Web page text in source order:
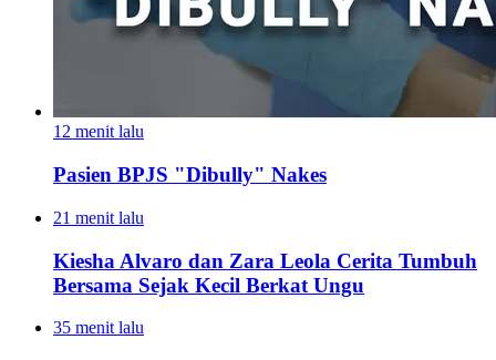
12 menit lalu
Pasien BPJS "Dibully" Nakes
21 menit lalu
Kiesha Alvaro dan Zara Leola Cerita Tumbuh
Bersama Sejak Kecil Berkat Ungu
35 menit lalu